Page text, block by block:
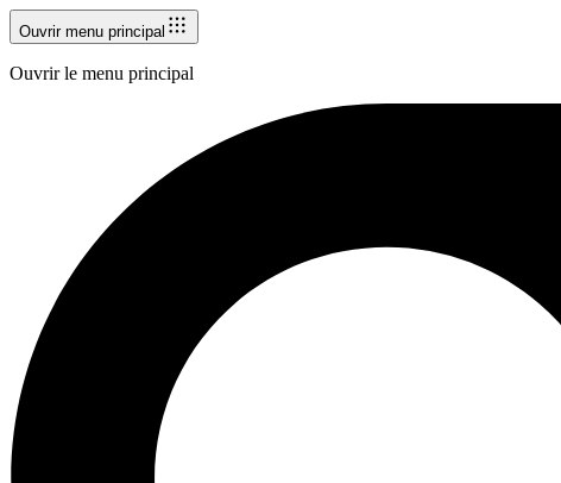
Ouvrir menu principal
Ouvrir le menu principal